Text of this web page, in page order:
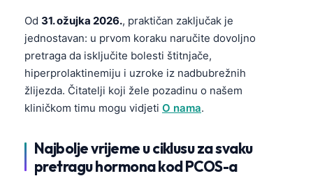
Od 31. ožujka 2026., praktičan zaključak je
jednostavan: u prvom koraku naručite dovoljno
pretraga da isključite bolesti štitnjače,
hiperprolaktinemiju i uzroke iz nadbubrežnih
žlijezda. Čitatelji koji žele pozadinu o našem
kliničkom timu mogu vidjeti O nama.
Najbolje vrijeme u ciklusu za svaku
pretragu hormona kod PCOS-a